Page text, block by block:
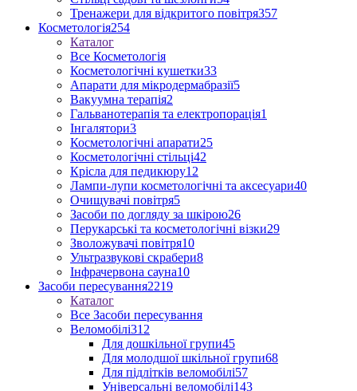
Тренажери для відкритого повітря357
Косметологія254
Каталог
Все Косметологія
Косметологічні кушетки33
Апарати для мікродермабразії5
Вакуумна терапія2
Гальванотерапія та електропорація1
Інгалятори3
Косметологічні апарати25
Косметологічні стільці42
Крісла для педикюру12
Лампи-лупи косметологічні та аксесуари40
Очищувачі повітря5
Засоби по догляду за шкірою26
Перукарські та косметологічні візки29
Зволожувачі повітря10
Ультразвукові скрабери8
Інфрачервона сауна10
Засоби пересування2219
Каталог
Все Засоби пересування
Веломобілі312
Для дошкільної групи45
Для молодшої шкільної групи68
Для підлітків веломобілі57
Універсальні веломобілі143